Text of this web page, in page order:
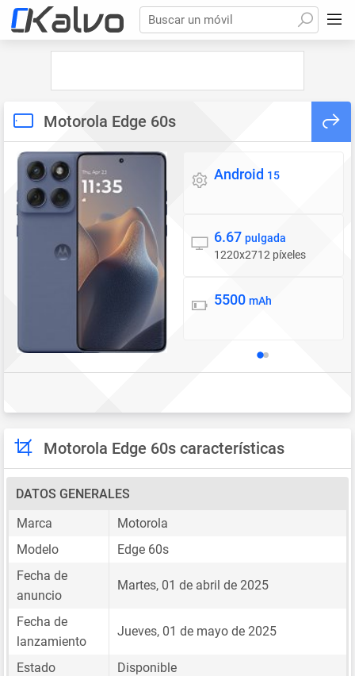
Buscar un móvil
Motorola Edge 60s
Sistema operativo
Android 15
Pantalla
6.67 pulgada
1220x2712 píxeles
Batería
5500 mAh
Motorola Edge 60s características
DATOS GENERALES
Marca
Motorola
Modelo
Edge 60s
Fecha de
anuncio
Martes, 01 de abril de 2025
Fecha de
lanzamiento
Jueves, 01 de mayo de 2025
Estado Disponible